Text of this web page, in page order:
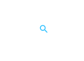
Buscar